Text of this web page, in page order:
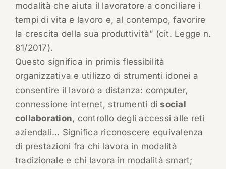
modalità che aiuta il lavoratore a conciliare i
tempi di vita e lavoro e, al contempo, favorire
la crescita della sua produttività” (cit. Legge n.
81/2017).
Questo significa in primis flessibilità
organizzativa e utilizzo di strumenti idonei a
consentire il lavoro a distanza: computer,
connessione internet, strumenti di social
collaboration, controllo degli accessi alle reti
aziendali… Significa riconoscere equivalenza
di prestazioni fra chi lavora in modalità
tradizionale e chi lavora in modalità smart;